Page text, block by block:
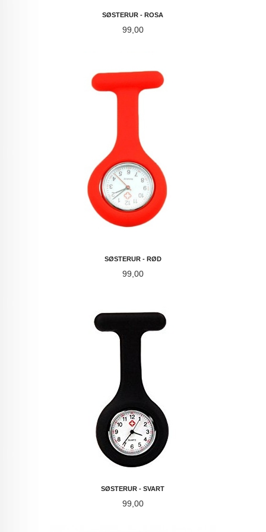
SØSTERUR - ROSA
Pris
99,00
SØSTERUR - RØD
Pris
99,00
SØSTERUR - SVART
Pris
99,00